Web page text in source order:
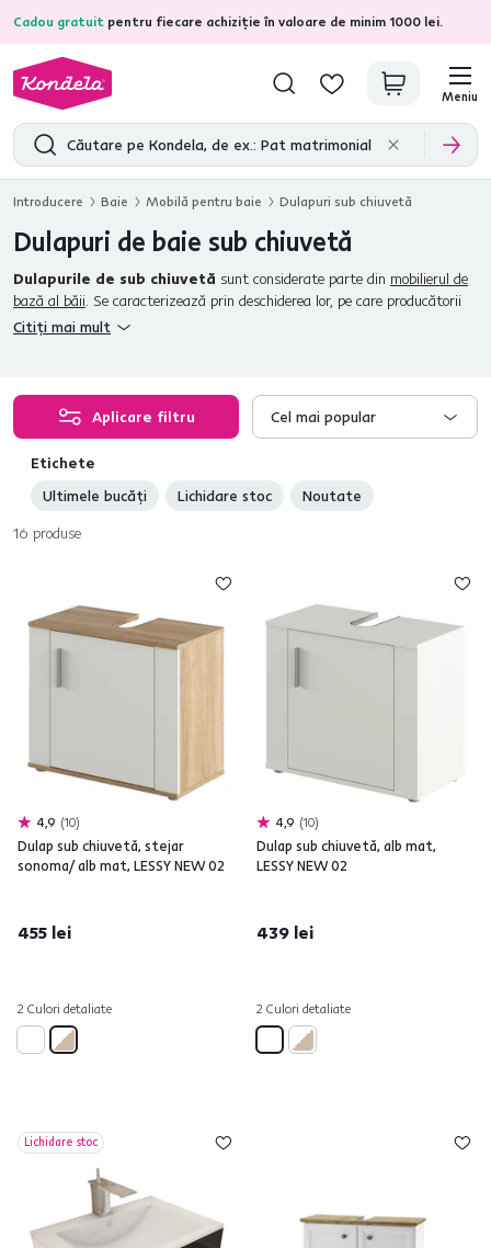
Cadou gratuit pentru fiecare achiziție în valoare de minim 1000 lei.
4,7 31.211 recenzii de produs verificate
Meniu
Introducere Baie Mobilă pentru baie Dulapuri sub chiuvetă
Dulapuri de baie sub chiuvetă
Dulapurile de sub chiuvetă sunt considerate parte din mobilierul de
bază al băii. Se caracterizează prin deschiderea lor, pe care producătorii
au adaptat-o la dimensiunile standard ale sifoanelor. Datorită acestui
curăţare sau prosoape. Puteţi utiliza şispaţiul de deasupra
chiuvetei
, unde se potriveşte perfect un dulap suspendat cu oglindă. Nu
uitaţi să aşezaţi
funcţională şi frumoasăîn acelaşi timp? Gândiţi-vă la accesorii
Citiți mai mult
Aplicare filtru Cel mai popular
Etichete
Ultimele bucăți
Lichidare stoc
Noutate
16 produse
4,9 10
Dulap sub chiuvetă, stejar
sonoma/ alb mat, LESSY NEW 02
455 lei
2 Culori detaliate
4,9 10
Dulap sub chiuvetă, alb mat,
LESSY NEW 02
439 lei
2 Culori detaliate
Lichidare stoc